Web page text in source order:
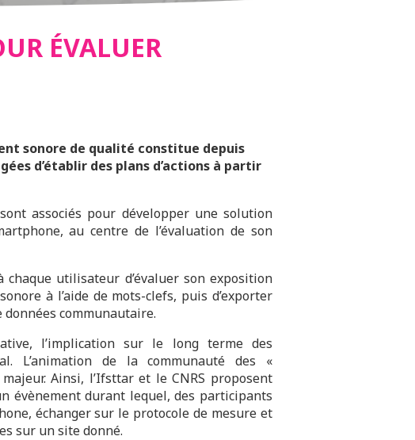
ÉVALUER
sonore de qualité constitue depuis
d’établir des plans d’actions à partir
associés pour développer une solution
au centre de l’évaluation de son
chaque utilisateur d’évaluer son exposition
à l’aide de mots-clefs, puis d’exporter
communautaire.
l’implication sur le long terme des
L’animation de la communauté des «
Ainsi, l’Ifsttar et le CNRS proposent
évènement durant lequel, des participants
échanger sur le protocole de mesure et
sur un site donné.